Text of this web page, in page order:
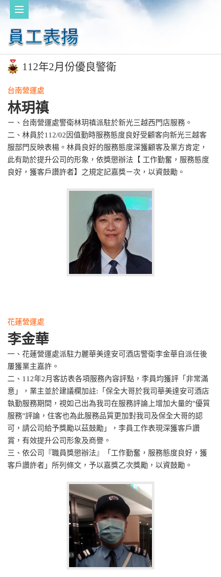
112年2月份優良警衛
台南營運處
林玥禛
ㄧ、台南營運處警衛林玥禛派駐於新光三越西門店服務。
二、林員於112/02因值勤時服務態度良好受顧客向新光三越客
服部門反映表楊。林員良好的服務態度深獲顧客及業方肯定，
此有助於提升公司的形象，依獎懲辦法【 工作勤奮，服務態度
良好，獲客戶讚許者】之規定記嘉獎ㄧ次，以資鼓勵。
花蓮營運處
李金華
一、花蓮營運處派駐力麗華美達安可酒店警衛李金華自派任後
屢獲業主嘉許。
二、112年2月客訪表各項服務內容評點，李員均獲評「非常滿
意」，業主並於建議欄加註:「保全大哥於我司華美達安可酒店
執勤服務期間，視如己出為我司在服務評論上增加大量的"優質
服務"評論，住客也為此服務品質更加對我司及保全大哥的認
可，請公司給予獎勵以茲鼓勵」，李員工作表現深獲客戶讚
賞，有效提升公司形象及商譽。
三、依公司『職員獎懲辦法』「工作勤奮，服務態度良好，獲
客戶讚許者」所列條文，予以嘉獎乙次獎勵，以資鼓勵。